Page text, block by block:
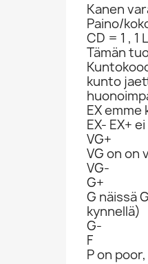
Kanen
Paino/
CD = 1 , 1
Tämän
kunto
EX emme
EX- EX+
VG+
VG on on
VG-
G+
G näissä
kynnellä)
G-
F
P on